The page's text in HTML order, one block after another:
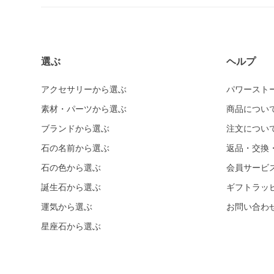
カーネリアン
ガーデンクォーツ
ガーネット各種
ガーネット
オレンジガーネット
グリーンガーネット
クイーンコンクシェル
クォンタムクアトロシリカ
クリスタル各種
選ぶ
アクセサリーから選ぶ
素材・パーツから選ぶ
ブランドから選ぶ
石の名前から選ぶ
石の色から選ぶ
誕生石から選ぶ
運気から選ぶ
星座石から選ぶ
ヘルプ
パワースト
商品につい
注文につい
返品・交換
会員サービ
ギフトラッ
お問い合わ